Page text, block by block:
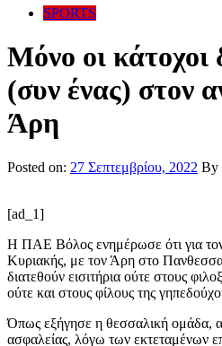
SPORTS
Μόνο οι κάτοχοι
(συν ένας) στον
Άρη
Posted on: 27 Σεπτεμβρίου, 2022 By
[ad_1]
Η ΠΑΕ Βόλος ενημέρωσε ότι για
Κυριακής, με τον Άρη στο
διατεθούν εισιτήρια ούτε στους
ούτε και στους φίλους της
Όπως εξήγησε η θεσσαλική ομάδα,
ασφαλείας, λόγω των εκτεταμένων